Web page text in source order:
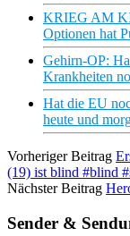
KRIEG AM
Optionen hat
Gehirn-OP:
Krankheiten
Hat die EU
heute und
Vorheriger Beitrag
(19) ist blind #blind
Nächster Beitrag
Sender &